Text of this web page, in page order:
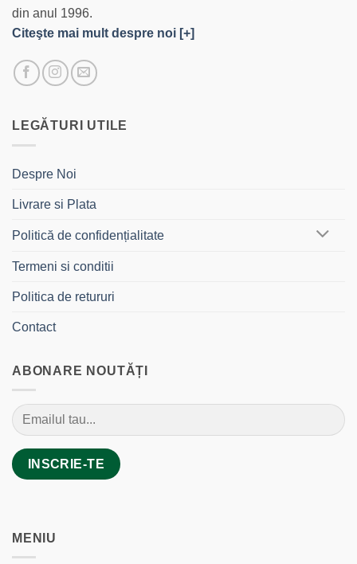
din anul 1996.
Citeşte mai mult despre noi [+]
LEGĂTURI UTILE
Despre Noi
Livrare si Plata
Politică de confidențialitate
Termeni si conditii
Politica de retururi
Contact
ABONARE NOUTĂȚI
MENIU